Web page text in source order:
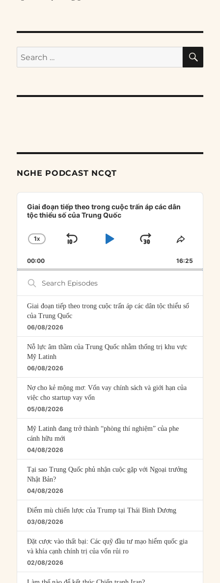
Search
for:
NGHE PODCAST NCQT
Audio
Player
Giai đoạn tiếp theo trong cuộc trấn áp các dân
tộc thiểu số của Trung Quốc
CHANGE
RATE
1X
SKIP
PLAYJUMP
FORWARD
SHARE
00:00 16:25
Search
Episodes
Giai đoạn tiếp theo trong cuộc trấn áp các dân tộc thiểu số
của Trung Quốc
06/08/2026
Nỗ lực âm thầm của Trung Quốc nhằm thống trị khu vực
Mỹ Latinh
06/08/2026
Nợ cho kẻ mộng mơ: Vốn vay chính sách và giới hạn của
việc cho startup vay vốn
05/08/2026
Mỹ Latinh đang trở thành “phòng thí nghiệm” của phe
cánh hữu mới
04/08/2026
Tại sao Trung Quốc phủ nhận cuộc gặp với Ngoại trưởng
Nhật Bản?
04/08/2026
Điểm mù chiến lược của Trump tại Thái Bình Dương
03/08/2026
Đặt cược vào thất bại: Các quỹ đầu tư mạo hiểm quốc gia
và khía cạnh chính trị của vốn rủi ro
02/08/2026